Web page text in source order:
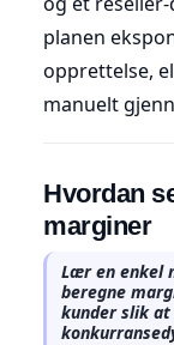
planen
opprettelse,
manuelt
Hvordan
marginer
Lær en enkel
beregne
kunder slik